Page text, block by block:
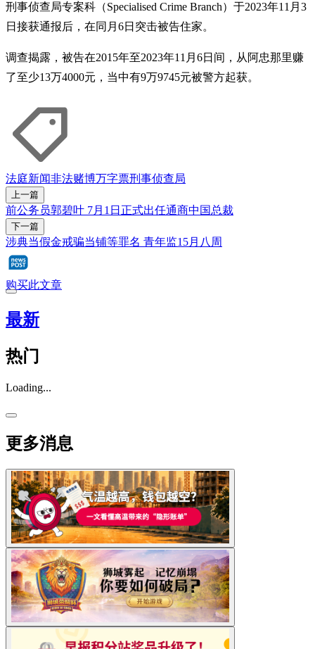
刑事侦查局专案科（Specialised Crime Branch）于2023年11月3
日接获通报后，在同月6日突击被告住家。
调查揭露，被告在2015年至2023年11月6日间，从阿忠那里赚
了至少13万4000元，当中有9万9745元被警方起获。
法庭新闻非法赌博万字票刑事侦查局
上一篇
前公务员郭碧叶 7月1日正式出任通商中国总裁
下一篇
涉典当假金戒骗当铺等罪名 青年监15月八周
购买此文章
最新
热门
Loading...
更多消息